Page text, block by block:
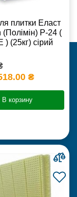
плитки Еласт
(Полімін) Р-24 (
(25кг) сірий
₴
В корзину